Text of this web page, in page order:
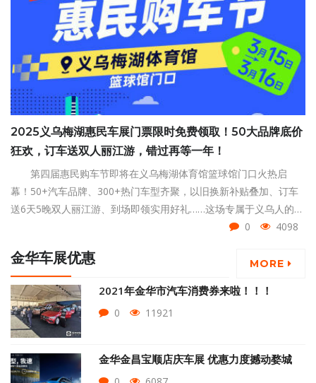
2025义乌梅湖惠民车展门票限时免费领取！50大品牌底价
狂欢，订车送双人丽江游，错过再等一年！
第四届惠民购车节即将在义乌梅湖体育馆篮球馆门口火热启
幕！50+汽车品牌、300+热门车型齐聚，以旧换新补贴叠加、订车
送6天5晚双人丽江游、到场即领实用好礼……这场专属于义乌人的购
车狂欢，将用真补贴、真福利、真低价，点燃你的焕新热情！义乌
0 4098
金华车展优惠 MORE
2021年金华市汽车消费券来啦！！！
0 11921
金华金昌宝顺店庆车展 优惠力度撼动婺城